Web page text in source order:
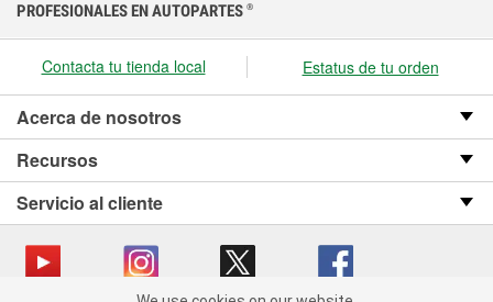
PROFESIONALES EN AUTOPARTES ®
Contacta tu tienda local Estatus de tu orden
Acerca de nosotros
Recursos
Servicio al cliente